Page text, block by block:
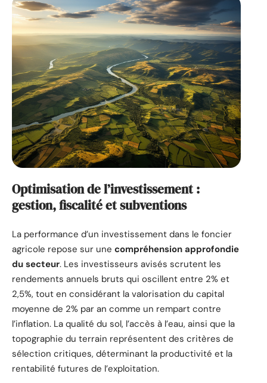
Optimisation de l’investissement :
gestion, fiscalité et subventions
La performance d’un investissement dans le foncier
agricole repose sur une compréhension approfondie
du secteur. Les investisseurs avisés scrutent les
rendements annuels bruts qui oscillent entre 2% et
2,5%, tout en considérant la valorisation du capital
moyenne de 2% par an comme un rempart contre
l’inflation. La qualité du sol, l’accès à l’eau, ainsi que la
topographie du terrain représentent des critères de
sélection critiques, déterminant la productivité et la
rentabilité futures de l’exploitation.